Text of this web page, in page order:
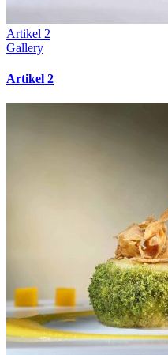
Artikel 2
Gallery
Artikel 2